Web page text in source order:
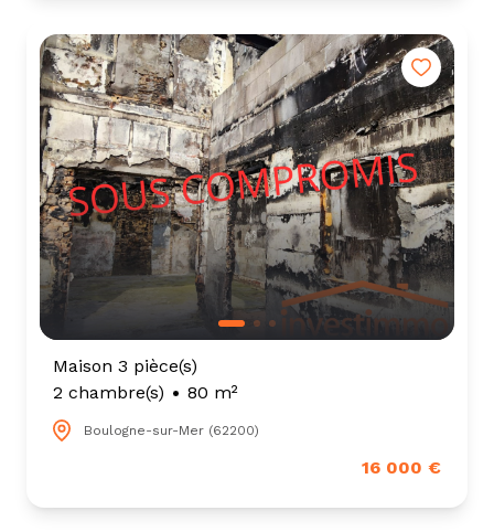
Maison 3 pièce(s)
2 chambre(s)
80 m²
Boulogne-sur-Mer (62200)
16 000 €